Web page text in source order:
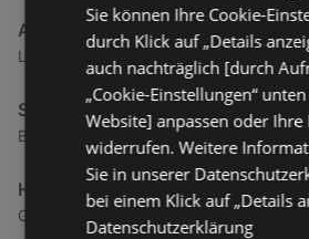
ADEG
Landstraße 50, 6973 Hoechst
SPAR Supermarkt
Bundesstraße 80, 6972 Fussach
HOFER
Gartenstraße 6, 6973 Höchst
Sie können Ihre Cookie-
durch Klick auf „Details
auch nachträglich [durch
„Cookie-Einstellungen“
Website] anpassen oder
widerrufen. Weitere
Sie in unserer
bei einem Klick auf „Details
Datenschutzerklärung